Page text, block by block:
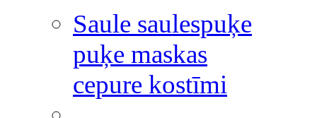
Saule saulespuķe
puķe maskas
cepure kostīmi